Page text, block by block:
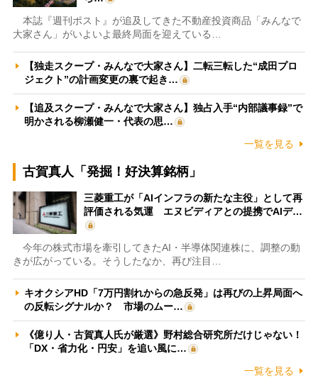
本誌『週刊ポスト』が追及してきた不動産投資商品「みんなで
大家さん」がいよいよ最終局面を迎えている…
【独走スクープ・みんなで大家さん】二転三転した“成田プロ
ジェクト”の計画変更の裏で起き…
【追及スクープ・みんなで大家さん】独占入手“内部議事録”で
明かされる柳瀬健一・代表の思…
一覧を見る
古賀真人「発掘！好決算銘柄」
三菱重工が「AIインフラの新たな主役」として再
評価される気運 エヌビディアとの提携でAIデ…
今年の株式市場を牽引してきたAI・半導体関連株に、調整の動
きが広がっている。そうしたなか、再び注目…
キオクシアHD「7万円割れからの急反発」は再びの上昇局面へ
の反転シグナルか？ 市場のムー…
《億り人・古賀真人氏が厳選》野村総合研究所だけじゃない！
「DX・省力化・円安」を追い風に…
一覧を見る